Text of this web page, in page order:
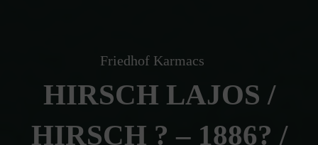
Friedhof Karmacs
HIRSCH LAJOS /
HIRSCH ? – 1886? /